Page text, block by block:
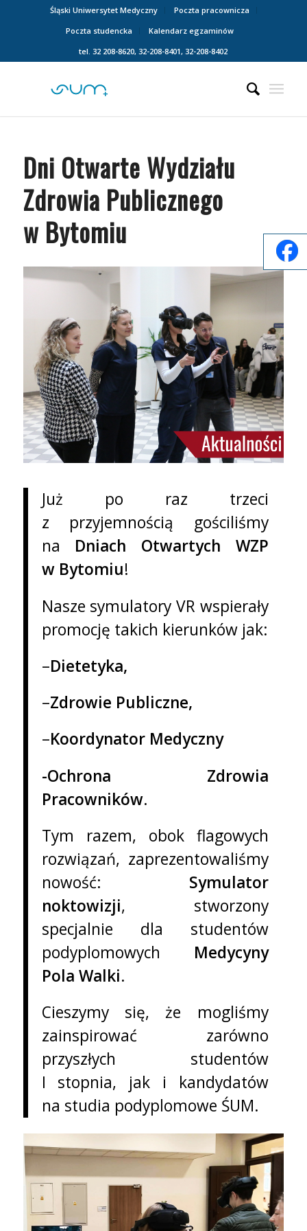
Śląski Uniwersytet Medyczny
Poczta pracownicza
Poczta studencka
Kalendarz egzaminów
tel. 32 208-8620, 32-208-8401, 32-208-8402
Dni Otwarte Wydziału
Zdrowia Publicznego
w Bytomiu
Już po raz trzeci
z przyjemnością gościliśmy
na Dniach Otwartych WZP
w Bytomiu!
Nasze symulatory VR wspierały
promocję takich kierunków jak:
–Dietetyka,
–Zdrowie Publiczne,
–Koordynator Medyczny
-Ochrona Zdrowia
Pracowników.
Tym razem, obok flagowych
rozwiązań, zaprezentowaliśmy
nowość: Symulator
noktowizji, stworzony
specjalnie dla studentów
podyplomowych Medycyny
Pola Walki.
Cieszymy się, że mogliśmy
zainspirować zarówno
przyszłych studentów
I stopnia, jak i kandydatów
na studia podyplomowe ŚUM.